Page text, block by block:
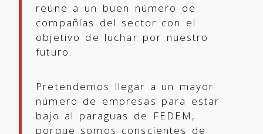
reúne a un buen número de
compañías del sector con el
objetivo de luchar por nuestro
futuro.
Pretendemos llegar a un mayor
número de empresas para estar
bajo al paraguas de FEDEM,
porque somos conscientes de